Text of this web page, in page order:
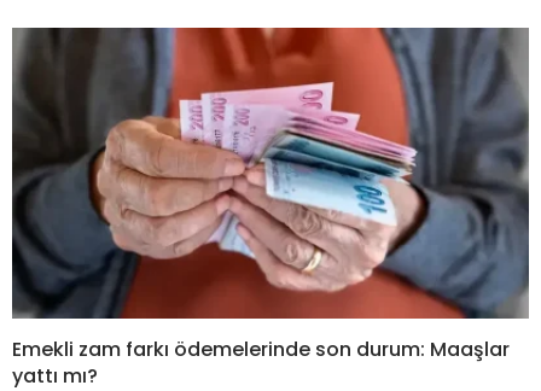
Emekli zam farkı ödemelerinde son durum: Maaşlar
yattı mı?